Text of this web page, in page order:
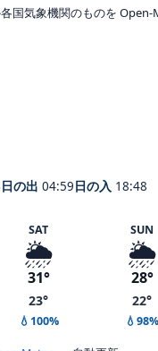
国気象機関のものを Open-
日の出 04:59日の入 18:48
SAT
🌦️
31°
23°
💧100%
SUN
🌦️
28°
22°
💧98%